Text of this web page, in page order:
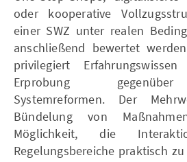
oder kooperative
einer SWZ unter realen
anschließend bewertet
privilegiert
Erprobung
Systemreformen. Der
Bündelung von
Möglichkeit, die
Regelungsbereiche praktisch